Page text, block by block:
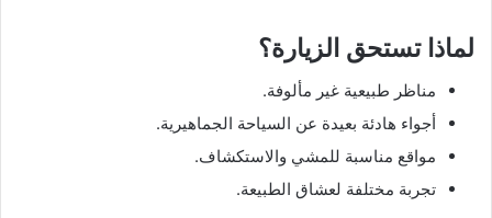
لماذا تستحق الزيارة؟
مناظر طبيعية غير مألوفة.
أجواء هادئة بعيدة عن السياحة الجماهيرية.
مواقع مناسبة للمشي والاستكشاف.
تجربة مختلفة لعشاق الطبيعة.